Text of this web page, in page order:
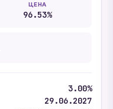
ЦЕНА
96.53%
3.00%
29.06.2027